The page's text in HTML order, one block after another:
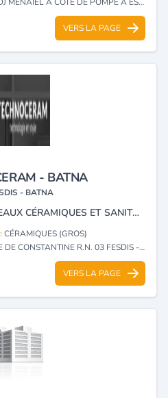
VERS LA PAGE
- BATNA
- BATNA
PRODUCTION DES CARREAUX CÉRAMIQUES ET SANITAIRES .
CÉRAMIQUES (GROS)
CONSTANTINE R.N. 03 FESDIS - BATNA
VERS LA PAGE